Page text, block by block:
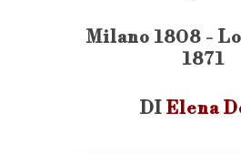
Milano 1808 -
1871
DI Elena